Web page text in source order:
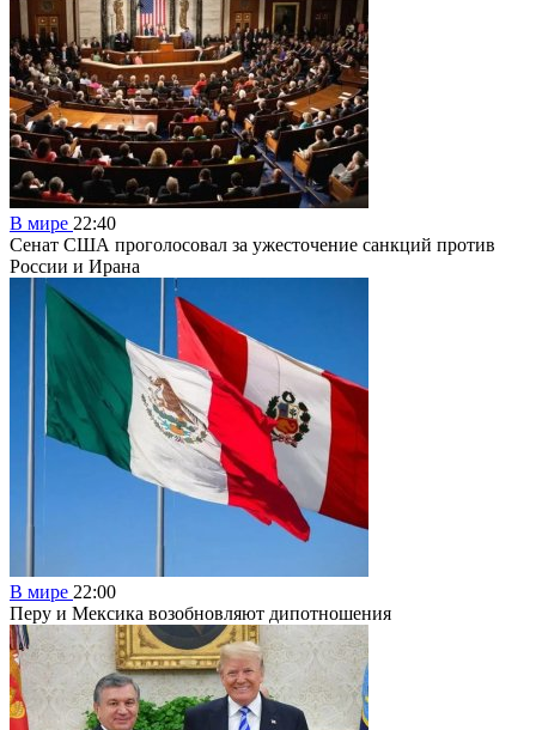
В мире 22:40
Сенат США проголосовал за ужесточение санкций против
России и Ирана
В мире 22:00
Перу и Мексика возобновляют дипотношения